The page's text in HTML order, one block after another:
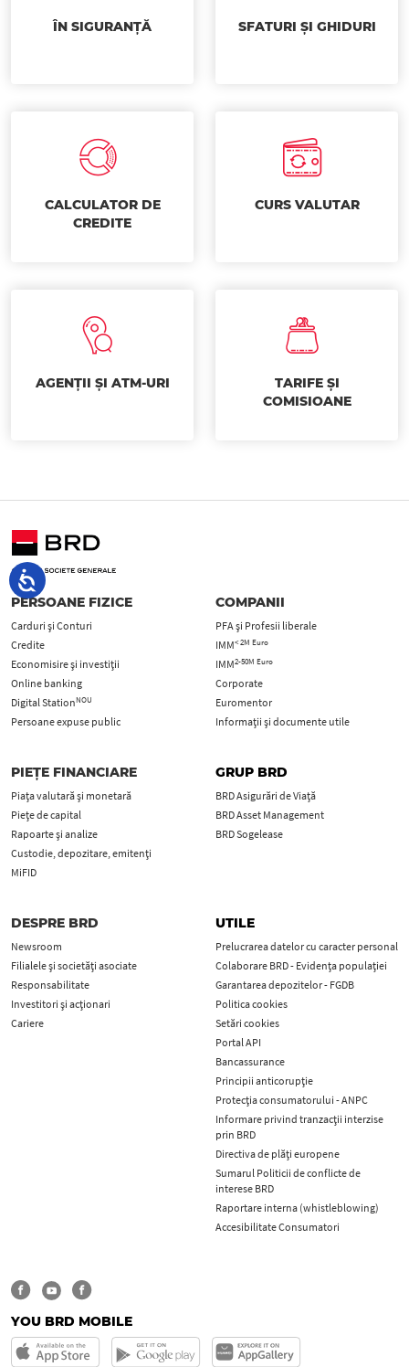
ÎN SIGURANȚĂ SFATURI ȘI GHIDURI
CALCULATOR DE
CREDITE
CURS VALUTAR
AGENȚII ȘI ATM-URI
TARIFE ȘI
COMISIOANE
PERSOANE FIZICE
Carduri şi Conturi
Credite
Economisire și investiții
Online banking
Digital StationNOU
Persoane expuse public
COMPANII
PFA şi Profesii liberale
IMM< 2M Euro
IMM2-50M Euro
Corporate
Euromentor
Informații și documente utile
PIEȚE FINANCIARE
Piața valutară și monetară
Piețe de capital
Rapoarte și analize
Custodie, depozitare, emitenți
MiFID
GRUP BRD
BRD Asigurări de Viață
BRD Asset Management
BRD Sogelease
DESPRE BRD
Newsroom
Filialele și societăți asociate
Responsabilitate
Investitori și acționari
Cariere
UTILE
Prelucrarea datelor cu caracter personal
Colaborare BRD - Evidența populației
Garantarea depozitelor - FGDB
Politica cookies
Setări cookies
Portal API
Bancassurance
Principii anticorupţie
Protecţia consumatorului - ANPC
Informare privind tranzacții interzise
prin BRD
Directiva de plăți europene
Sumarul Politicii de conflicte de
interese BRD
Raportare interna (whistleblowing)
Accesibilitate Consumatori
YOU BRD MOBILE